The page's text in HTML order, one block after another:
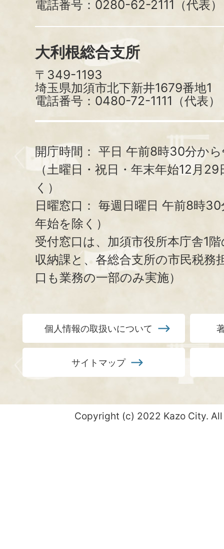
電話番号：0280-62-2111（代表）
大利根総合支所
〒349-1193
埼玉県加須市北下新井1679番地1
電話番号：0480-72-1111（代表）
開庁時間： 平日 午前8時30分か
（土曜日・祝日・年末年始12月
く）
日曜窓口： 毎週日曜日 午前8時
年始を除く）
受付窓口は、加須市役所本庁舎1
収納課と、 各総合支所の市民税務
口も業務の一部のみ実施）
個人情報の取扱いについて
サイトマップ
Copyright (c) 2022 Kazo City.